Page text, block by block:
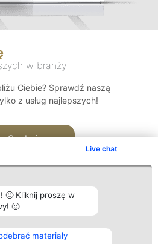
Live chat
🙂 Kliknij proszę w
🙂
materiały
w branży
Ciebie? Sprawdź naszą
z usług najlepszych!
Szukaj
Plebiscyt
Laureaci
Kontakt
Kontakt